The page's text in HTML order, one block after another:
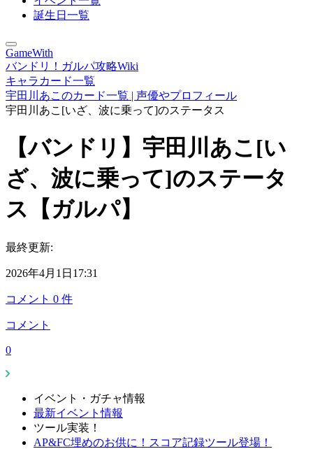
誕生日一覧
GameWith
バンドリ！ガルパ攻略Wiki
キャラカード一覧
宇田川あこのカード一覧 | 声優やプロフィール
宇田川あこ[いざ、波に乗って]のステータス
【バンドリ】宇田川あこ[い
ざ、波に乗って]のステータ
ス【ガルパ】
最終更新:
2026年4月1日17:31
コメント 0 件
コメント
0
イベント・ガチャ情報
最新イベント情報
ツール実装！
AP&FC埋めのお供に！スコア記録ツール登場！